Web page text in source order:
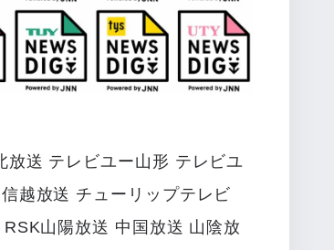
送 テレビユー山形 テレビユ
越放送 チューリップテレビ
山陽放送 中国放送 山陰放